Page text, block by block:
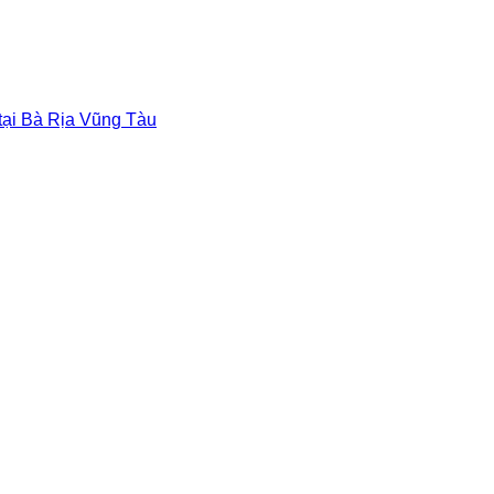
Bà Rịa Vũng Tàu